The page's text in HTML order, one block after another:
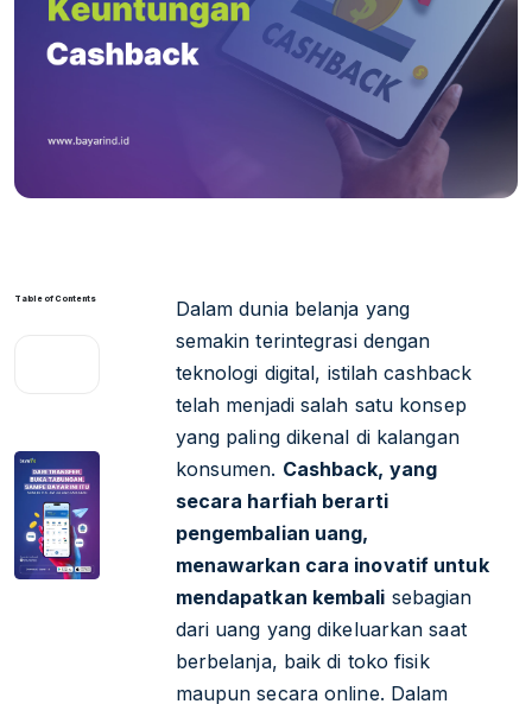
Table of Contents
Dalam dunia belanja yang
semakin terintegrasi dengan
teknologi digital, istilah cashback
telah menjadi salah satu konsep
yang paling dikenal di kalangan
konsumen. Cashback, yang
secara harfiah berarti
pengembalian uang,
menawarkan cara inovatif untuk
mendapatkan kembali sebagian
dari uang yang dikeluarkan saat
berbelanja, baik di toko fisik
maupun secara online. Dalam